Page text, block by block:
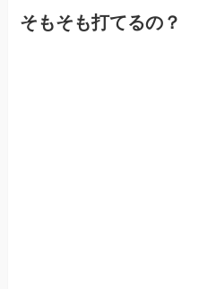
そもそも打てるの？